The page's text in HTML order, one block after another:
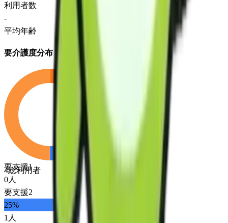
利用者数
-
平均年齢
要介護度分布
4総利用者
要支援1
0人
要支援2
25%
1 人